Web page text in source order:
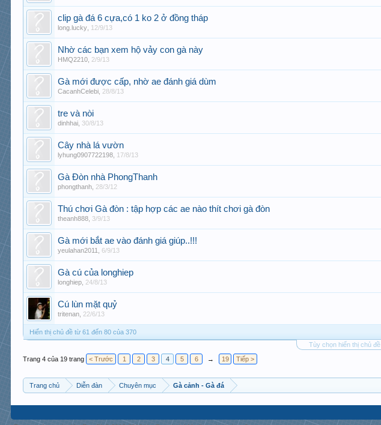
clip gà đá 6 cựa,có 1 ko 2 ở đồng tháp
long.lucky 12/9/13
Nhờ các bạn xem hộ vảy con gà này
HMQ2210 2/9/13
Gà mới được cấp, nhờ ae đánh giá dùm
CacanhCelebi 28/8/13
tre và nòi
dinhhai 30/8/13
Cây nhà lá vườn
lyhung0907722198 17/8/13
Gà Đòn nhà PhongThanh
phongthanh 28/3/12
Thú chơi Gà đòn : tập hợp các ae nào thít chơi gà đòn
theanh888 3/9/13
Gà mới bắt ae vào đánh giá giúp..!!!
yeulahan2011 6/9/13
Gà cú của longhiep
longhiep 24/8/13
Cú lùn mặt quỷ
tritenan 22/6/13
Hiển thị chủ đề từ 61 đến 80 của 370
Tùy chọn hiển thị chủ đề
Trang 4 của 19 trang < Trước 1 2 3 4 5 6 → 19 Tiếp >
Trang chủ Diễn đàn Chuyên mục Gà cảnh - Gà đá